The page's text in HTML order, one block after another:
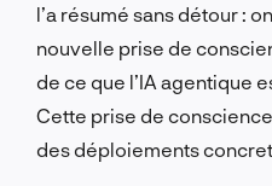
l’a résumé sans détour :
nouvelle prise de
de ce que l’IA agentique
Cette prise de
des déploiements